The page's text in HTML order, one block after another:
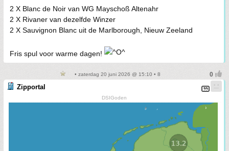
2 X Blanc de Noir van WG Mayschoß Altenahr
2 X Rivaner van dezelfde Winzer
2 X Sauvignon Blanc uit de Marlborough, Nieuw Zeeland
Fris spul voor warme dagen!
• zaterdag 20 juni 2026 @ 15:10 • 8
Zipportal
DSIGoden